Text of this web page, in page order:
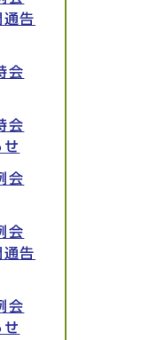
通告
会
会
せ
会
会
通告
会
せ